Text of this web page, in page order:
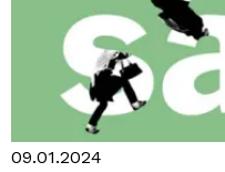
09.01.2024